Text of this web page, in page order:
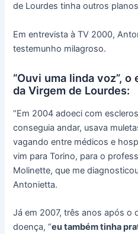
de Lourdes tinha outros
Em entrevista à TV 2000,
testemunho milagroso.
“Ouvi uma linda voz”,
da Virgem de Lourdes:
“Em 2004 adoeci com
conseguia andar, usava
vagando entre médicos e
vim para Torino, para o
Molinette, que me
Antonietta.
Já em 2007, três anos após o
doença, “eu também tinha